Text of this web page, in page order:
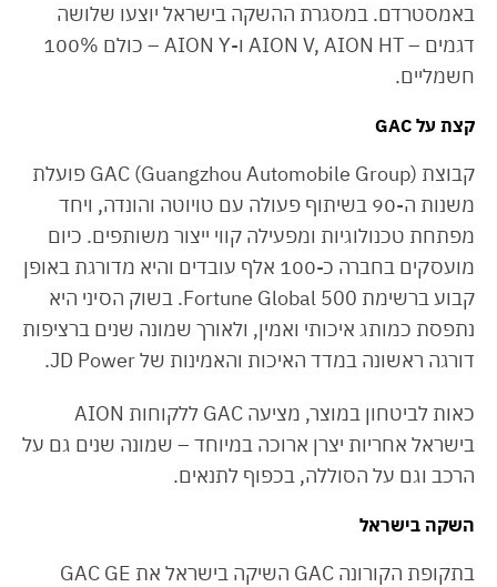
באמסטרדם. במסגרת ההשקה בישראל יוצעו שלושה
דגמים – AION V, AION HT ו-AION Y – כולם 100%
חשמליים.
קצת על GAC
קבוצת GAC (Guangzhou Automobile Group) פועלת
משנות ה-90 בשיתוף פעולה עם טויוטה והונדה, ויחד
מפתחת טכנולוגיות ומפעילה קווי ייצור משותפים. כיום
מועסקים בחברה כ-100 אלף עובדים והיא מדורגת באופן
קבוע ברשימת Fortune Global 500. בשוק הסיני היא
נתפסת כמותג איכותי ואמין, ולאורך שמונה שנים ברציפות
דורגה ראשונה במדד האיכות והאמינות של JD Power.
כאות לביטחון במוצר, מציעה GAC ללקוחות AION
בישראל אחריות יצרן ארוכה במיוחד – שמונה שנים גם על
הרכב וגם על הסוללה, בכפוף לתנאים.
השקה בישראל
בתקופת הקורונה GAC השיקה בישראל את GAC GE